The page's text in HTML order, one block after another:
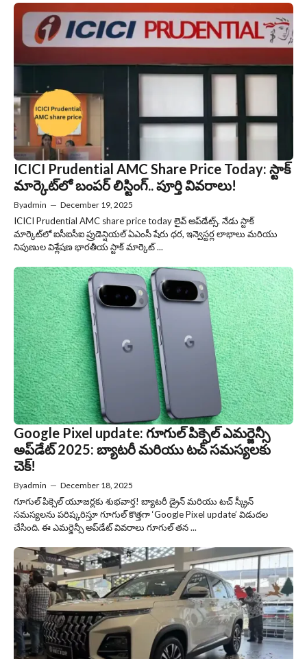
ICICI Prudential AMC Share Price Today: స్టాక్
మార్కెట్‌లో బంపర్ లిస్టింగ్.. పూర్తి వివరాలు!
Byadmin — December 19, 2025
ICICI Prudential AMC share price today లైవ్ అప్‌డేట్స్. నేడు స్టాక్
మార్కెట్‌లో ఐసీఐసీఐ ప్రుడెన్షియల్ ఏఎంసీ షేరు ధర, ఇన్వెస్టర్ల లాభాలు మరియు
నిపుణుల విశ్లేషణ భారతీయ స్టాక్ మార్కెట్ ...
Google Pixel update: గూగుల్ పిక్సెల్ ఎమర్జెన్సీ
అప్‌డేట్ 2025: బ్యాటరీ మరియు టచ్ సమస్యలకు
చెక్!
Byadmin — December 18, 2025
గూగుల్ పిక్సెల్ యూజర్లకు శుభవార్త! బ్యాటరీ డ్రైన్ మరియు టచ్ స్క్రీన్
సమస్యలను పరిష్కరిస్తూ గూగుల్ కొత్తగా ‘Google Pixel update’ విడుదల
చేసింది. ఈ ఎమర్జెన్సీ అప్‌డేట్ వివరాలు గూగుల్ తన ...